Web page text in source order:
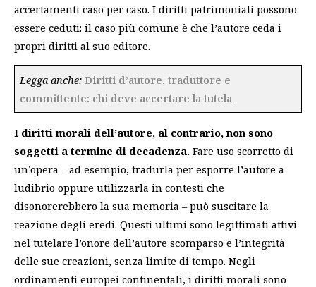
accertamenti caso per caso. I diritti patrimoniali possono
essere ceduti: il caso più comune è che l’autore ceda i
propri diritti al suo editore.
Legga anche:Diritti d’autore, traduttore e
committente: chi deve accertare la tutela
I diritti morali dell’autore, al contrario, non sono
soggetti a termine di decadenza. Fare uso scorretto di
un’opera – ad esempio, tradurla per esporre l’autore a
ludibrio oppure utilizzarla in contesti che
disonorerebbero la sua memoria – può suscitare la
reazione degli eredi. Questi ultimi sono legittimati attivi
nel tutelare l’onore dell’autore scomparso e l’integrità
delle sue creazioni, senza limite di tempo. Negli
ordinamenti europei continentali, i diritti morali sono